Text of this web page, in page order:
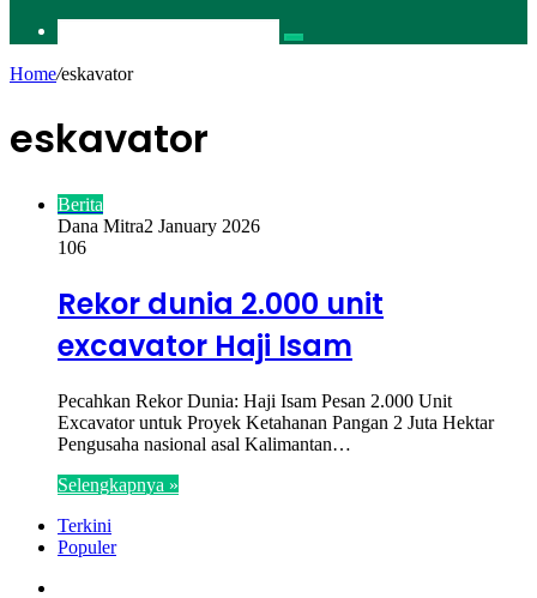
Pencarian
Home/eskavator
eskavator
Berita
Dana Mitra2 January 2026
106
Rekor dunia 2.000 unit
excavator Haji Isam
Pecahkan Rekor Dunia: Haji Isam Pesan 2.000 Unit
Excavator untuk Proyek Ketahanan Pangan 2 Juta Hektar
Pengusaha nasional asal Kalimantan…
Selengkapnya »
Terkini
Populer